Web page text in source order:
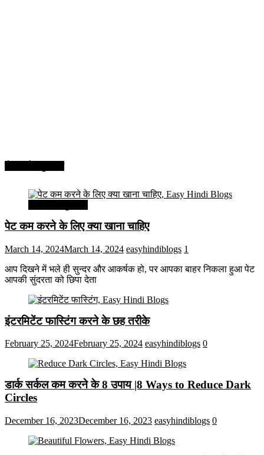
पेट कम करने के लिए क्या खाना चाहिए
March 14, 2024March 14, 2024 easyhindiblogs 1
आप दिखने में भले ही सुन्दर और आकर्षक हो, पर आपका बाहर निकला हुआ पेट
आपकी सुंदरता को छिपा देता
इंटरमिटेंट फास्टिंग करने के छह तरीके
February 25, 2024February 25, 2024 easyhindiblogs 0
डार्क सर्कल कम करने के 8 उपाय |8 Ways to Reduce Dark
Circles
December 16, 2023December 16, 2023 easyhindiblogs 0